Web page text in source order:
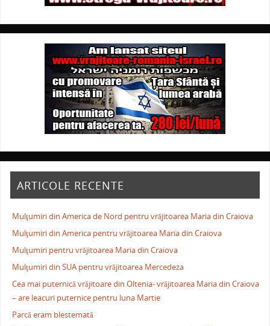
ARTICOLE RECENTE
Mulţumiri din America de Nord pentru vrăjitoarea Maria din Craiova
Mulţumiri din America pentru vrăjitoarea Maria din Craiova
Mulţumiri pentru vrăjitoarea Maria din Craiova
Mulţumiri din SUA pentru vrăjitoarea Mercedeza
Cea mai puternică vrăjitoare din Oltenia- vrăjitoarea Maria din Craiova
– are leacuri puternice pentru luna Martie
Parcă eram blestemată